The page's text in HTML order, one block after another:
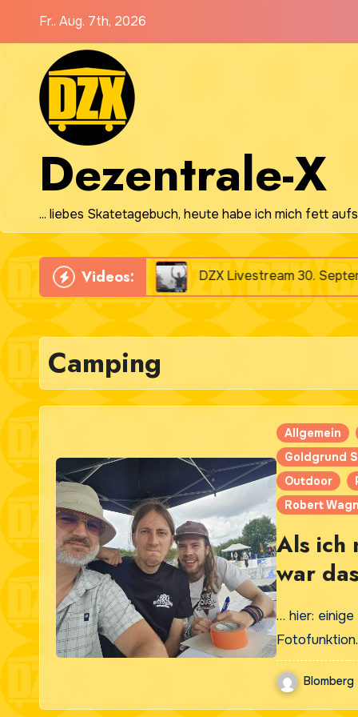
Fr.. Aug. 7th, 2026
Dezentrale-X
... liebes Skatetagebuch, heute habe ich mich fett
Videos:DZX Livestream 30. September 2025
Camping
Allgemein
Goldgrund
Outdoor
Robert
Als ich
war
… hier:
Blomberg